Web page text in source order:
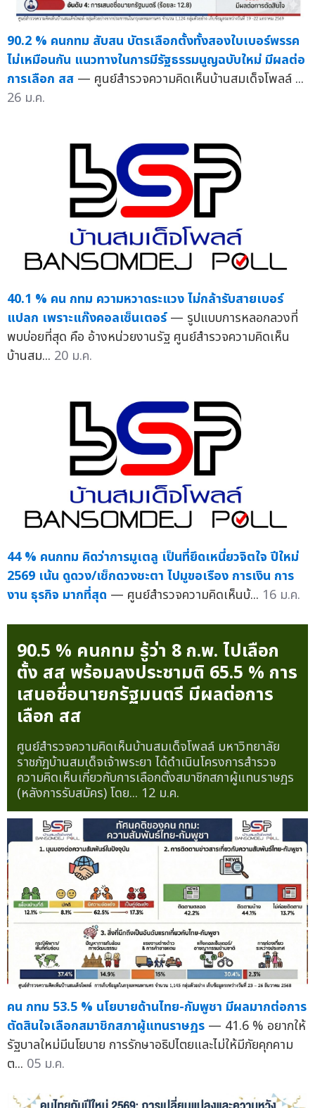
90.2 % คนกทม สับสน บัตรเลือกตั้งทั้งสองใบเบอร์พรรค
ไม่เหมือนกัน แนวทางในการมีรัฐธรรมนูญฉบับใหม่ มีผลต่อ
การเลือก สส — ศูนย์สำรวจความคิดเห็นบ้านสมเด็จโพลล์ ...
26 ม.ค.
40.1 % คน กทม ความหวาดระแวง ไม่กล้ารับสายเบอร์
แปลก เพราะแก๊งคอลเซ็นเตอร์ — รูปแบบการหลอกลวงที่
พบบ่อยที่สุด คือ อ้างหน่วยงานรัฐ ศูนย์สำรวจความคิดเห็น
บ้านสม... 20 ม.ค.
44 % คนกทม คิดว่าการมูเตลู เป็นที่ยึดเหนี่ยวจิตใจ ปีใหม่
2569 เน้น ดูดวง/เช็กดวงชะตา ไปมูขอเรือง การเงิน การ
งาน ธุรกิจ มากที่สุด — ศูนย์สำรวจความคิดเห็นบ้... 16 ม.ค.
90.5 % คนกทม รู้ว่า 8 ก.พ. ไปเลือก
ตั้ง สส พร้อมลงประชามติ 65.5 % การ
เสนอชื่อนายกรัฐมนตรี มีผลต่อการ
เลือก สส
ศูนย์สำรวจความคิดเห็นบ้านสมเด็จโพลล์ มหาวิทยาลัย
ราชภัฏบ้านสมเด็จเจ้าพระยา ได้ดำเนินโครงการสำรวจ
ความคิดเห็นเกี่ยวกับการเลือกตั้งสมาชิกสภาผู้แทนราษฏร
(หลังการรับสมัคร) โดย... 12 ม.ค.
คน กทม 53.5 % นโยบายด้านไทย-กัมพูชา มีผลมากต่อการ
ตัดสินใจเลือกสมาชิกสภาผู้แทนราษฏร — 41.6 % อยากให้
รัฐบาลใหม่มีนโยบาย การรักษาอธิปไตยและไม่ให้มีภัยคุกคาม
ต... 05 ม.ค.